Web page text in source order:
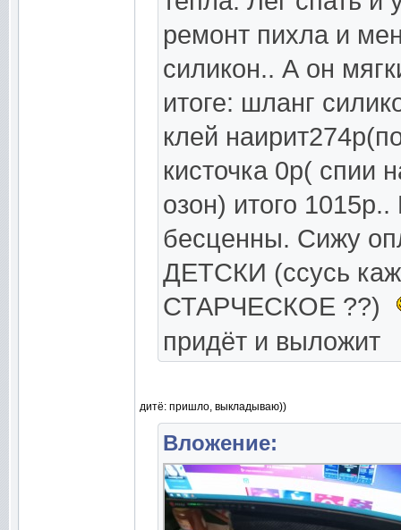
ремонт пихла и
силикон.. А он
итоге: шланг
клей
кисточка 0р( спии
озон) итого
бесценны. Сижу
ДЕТСКИ (ссусь
СТАРЧЕСКОЕ ??)
придёт и выложит
дитё: пришло, выкладываю))
Вложение: